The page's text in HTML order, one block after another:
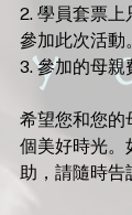
2. 學員套票上
參加此次活動
3. 參加的母親
希望您和您的
個美好時光。
助，請隨時告